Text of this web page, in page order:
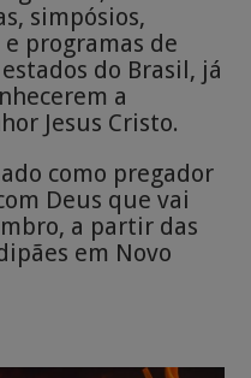
simpósios,
programas de
do Brasil, já
a
Jesus Cristo.
como pregador
Deus que vai
a partir das
em Novo